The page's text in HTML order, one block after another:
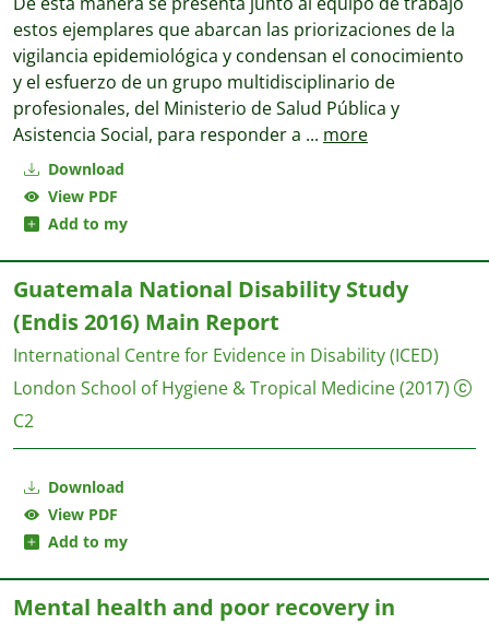
Download
View PDF
Add to my
estos ejemplares que abarcan las priorizaciones de la
vigilancia epidemiológica y condensan el conocimiento
y el esfuerzo de un grupo multidisciplinario de
profesionales, del Ministerio de Salud Pública y
Asistencia Social, para responder a ... more
Download
View PDF
Add to my
Guatemala National Disability Study
(Endis 2016) Main Report
International Centre for Evidence in Disability (ICED)
London School of Hygiene & Tropical Medicine(2017)
C2
Mental health and poor recovery in